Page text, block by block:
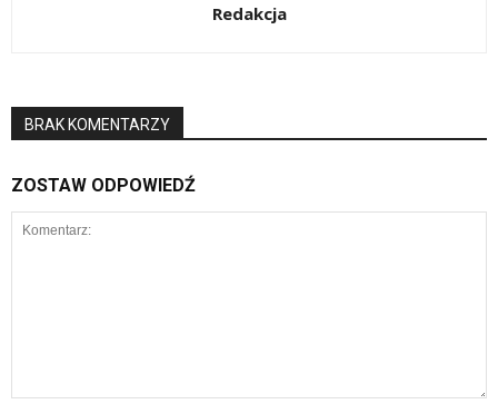
Redakcja
BRAK KOMENTARZY
ZOSTAW ODPOWIEDŹ